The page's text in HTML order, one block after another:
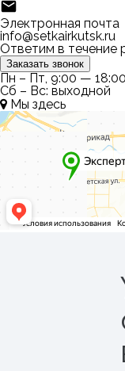
Электронная почта
info@setkairkutsk.ru
Ответим в течение
Заказать звонок
Пн – Пт, 9:00 — 18:00
Сб – Вс: выходной
Мы здесь